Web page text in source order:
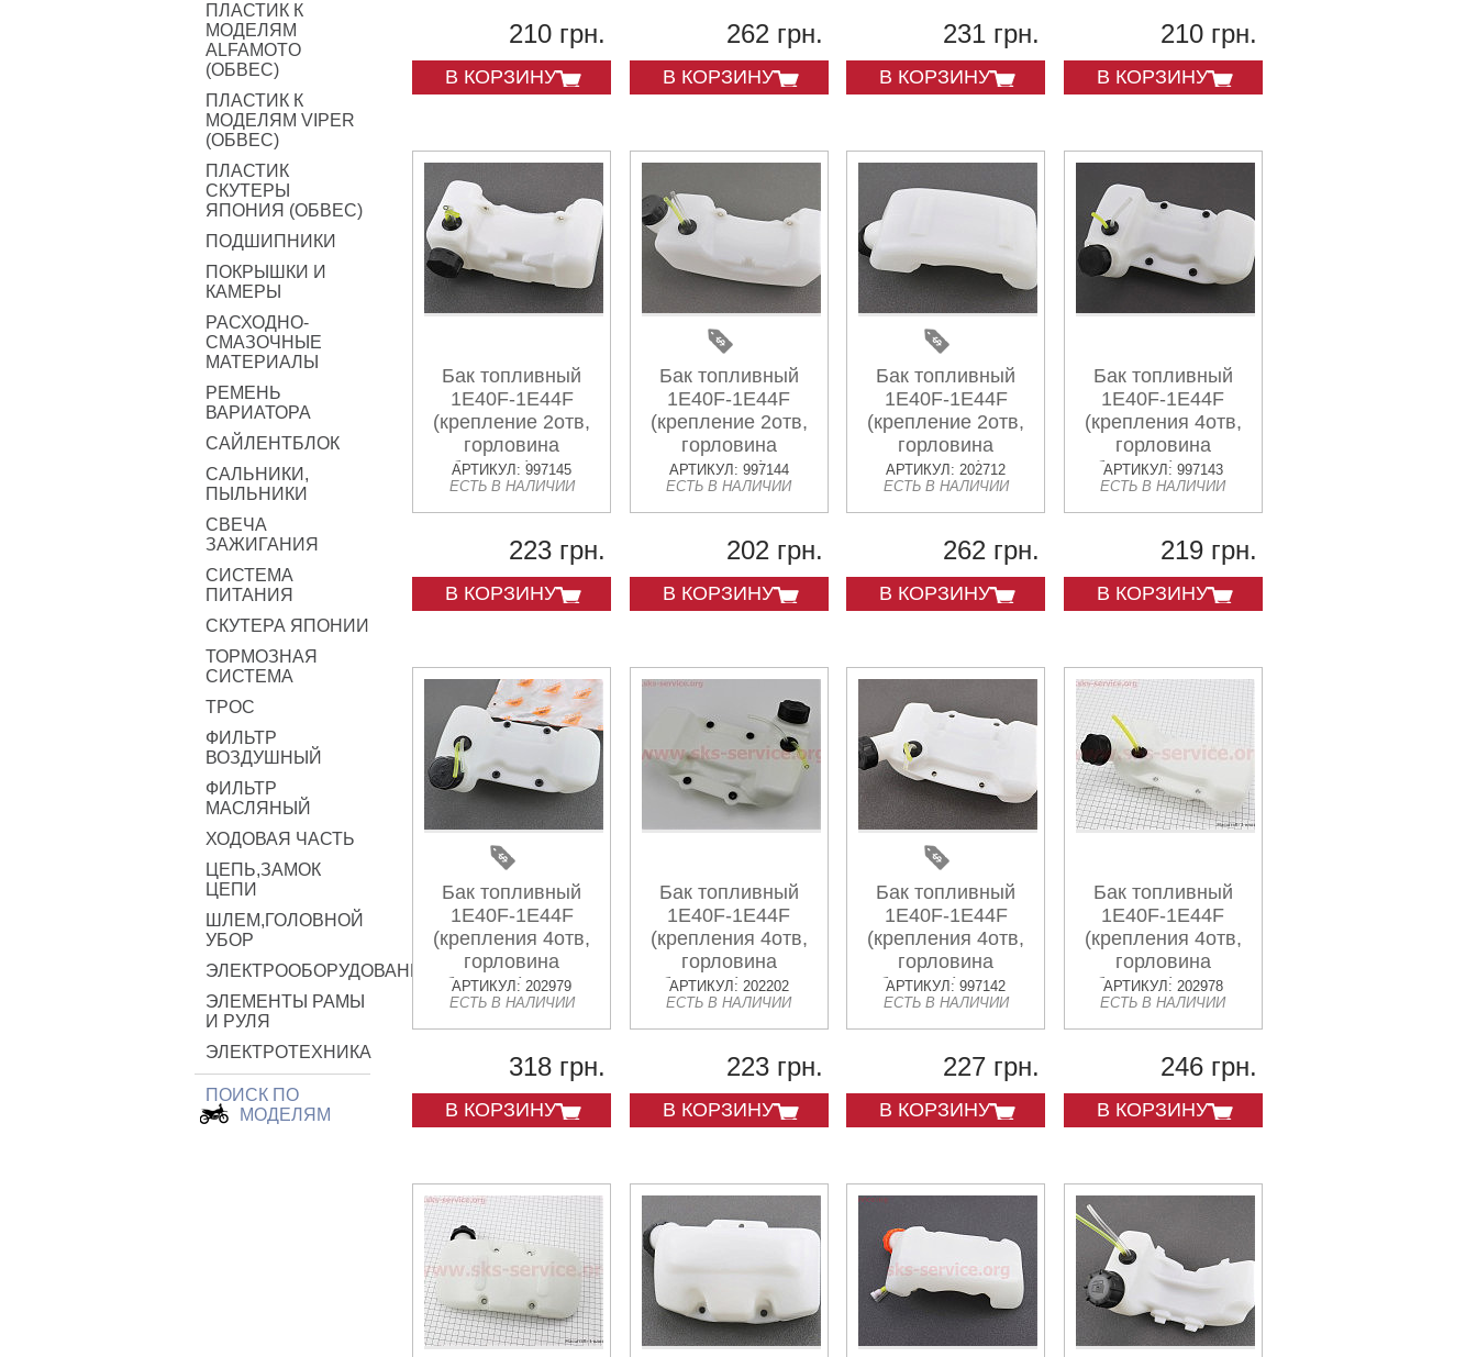
ПЛАСТИК К
МОДЕЛЯМ
ALFAMOTO
(ОБВЕС)
ПЛАСТИК К
МОДЕЛЯМ VIPER
(ОБВЕС)
ПЛАСТИК
СКУТЕРЫ
ЯПОНИЯ (ОБВЕС)
ПОДШИПНИКИ
ПОКРЫШКИ И
КАМЕРЫ
РАСХОДНО-
СМАЗОЧНЫЕ
МАТЕРИАЛЫ
РЕМЕНЬ
ВАРИАТОРА
САЙЛЕНТБЛОК
САЛЬНИКИ,
ПЫЛЬНИКИ
СВЕЧА
ЗАЖИГАНИЯ
СИСТЕМА
ПИТАНИЯ
СКУТЕРА ЯПОНИИ
ТОРМОЗНАЯ
СИСТЕМА
ТРОС
ФИЛЬТР
ВОЗДУШНЫЙ
ФИЛЬТР
МАСЛЯНЫЙ
ХОДОВАЯ ЧАСТЬ
ЦЕПЬ,ЗАМОК
ЦЕПИ
ШЛЕМ,ГОЛОВНОЙ
УБОР
ЭЛЕКТРООБОРУДОВАНИЕ
ЭЛЕМЕНТЫ РАМЫ
И РУЛЯ
ЭЛЕКТРОТЕХНИКА
ПОИСК ПО
МОДЕЛЯМ
210 грн.
В КОРЗИНУ
262 грн.
В КОРЗИНУ
231 грн.
В КОРЗИНУ
210 грн.
В КОРЗИНУ
Бак топливный
1E40F-1E44F
(крепление 2отв,
горловина
боковая) для
бензобура
АРТИКУЛ: 997145
ЕСТЬ В НАЛИЧИИ
223 грн.
В КОРЗИНУ
Бак топливный
1E40F-1E44F
(крепление 2отв,
горловина
прямая)
АРТИКУЛ: 997144
ЕСТЬ В НАЛИЧИИ
202 грн.
В КОРЗИНУ
Бак топливный
1E40F-1E44F
(крепление 2отв,
горловина
прямая)
АРТИКУЛ: 202712
ЕСТЬ В НАЛИЧИИ
262 грн.
В КОРЗИНУ
Бак топливный
1E40F-1E44F
(крепления 4отв,
горловина
боковая) Тип 1
АРТИКУЛ: 997143
ЕСТЬ В НАЛИЧИИ
219 грн.
В КОРЗИНУ
Бак топливный
1E40F-1E44F
(крепления 4отв,
горловина
боковая) Тип 1
АРТИКУЛ: 202979
ЕСТЬ В НАЛИЧИИ
318 грн.
В КОРЗИНУ
Бак топливный
1E40F-1E44F
(крепления 4отв,
горловина
боковая) Тип 1
АРТИКУЛ: 202202
ЕСТЬ В НАЛИЧИИ
223 грн.
В КОРЗИНУ
Бак топливный
1E40F-1E44F
(крепления 4отв,
горловина
боковая) Тип 2
АРТИКУЛ: 997142
ЕСТЬ В НАЛИЧИИ
227 грн.
В КОРЗИНУ
Бак топливный
1E40F-1E44F
(крепления 4отв,
горловина
боковая) Тип 2
АРТИКУЛ: 202978
ЕСТЬ В НАЛИЧИИ
246 грн.
В КОРЗИНУ